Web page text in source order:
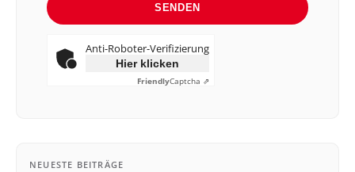
SENDEN
Anti-Roboter-Verifizierung
Hier klicken
FriendlyCaptcha ⇗
NEUESTE BEITRÄGE